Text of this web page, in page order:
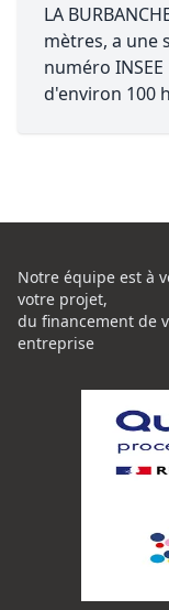
LA
mètres, a une
numéro
d'environ 100
Notre équipe est à
votre projet,
du financement de
entreprise